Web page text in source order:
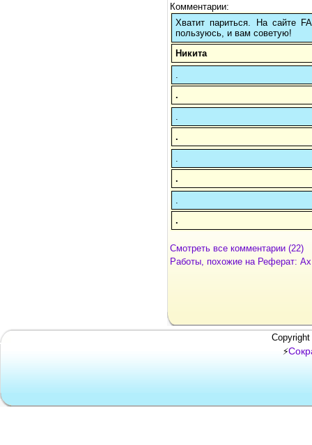
Комментарии:
Хватит париться. На сайте
пользуюсь, и вам советую!
Никита
.
.
.
.
Смотреть все комментарии (22)
Работы, похожие на Реферат:
⚡